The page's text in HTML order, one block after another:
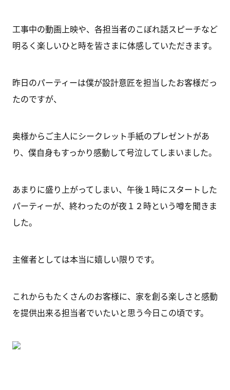
工事中の動画上映や、各担当者のこぼれ話スピーチなど
明るく楽しいひと時を皆さまに体感していただきます。
昨日のパーティーは僕が設計意匠を担当したお客様だっ
たのですが、
奥様からご主人にシークレット手紙のプレゼントがあ
り、僕自身もすっかり感動して号泣してしまいました。
あまりに盛り上がってしまい、午後１時にスタートした
パーティーが、終わったのが夜１２時という噂を聞きま
した。
主催者としては本当に嬉しい限りです。
これからもたくさんのお客様に、家を創る楽しさと感動
を提供出来る担当者でいたいと思う今日この頃です。